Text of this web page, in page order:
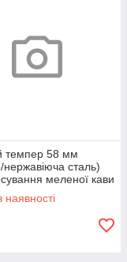
темпер 58 мм
нержавіюча сталь)
меленої кави